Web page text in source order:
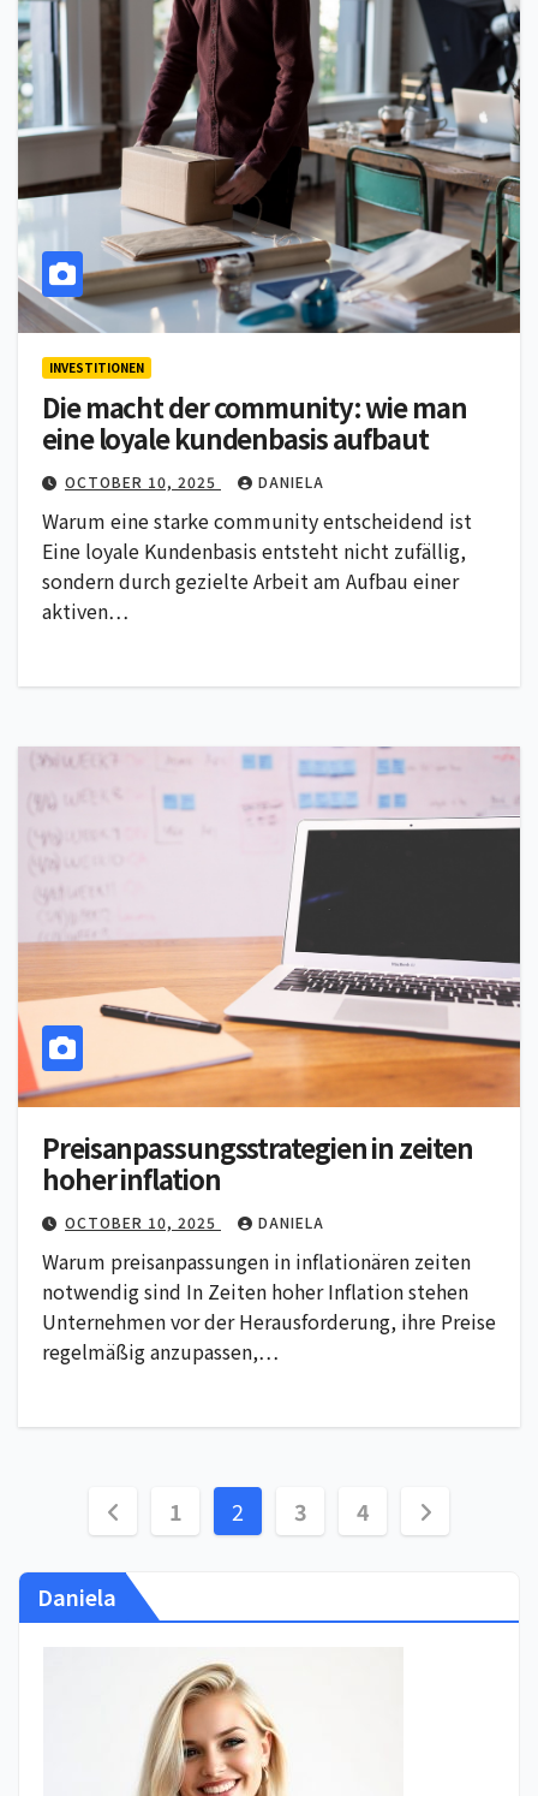
INVESTITIONEN
Die macht der community: wie man
eine loyale kundenbasis aufbaut
OCTOBER 10, 2025 DANIELA
Warum eine starke community entscheidend ist
Eine loyale Kundenbasis entsteht nicht zufällig,
sondern durch gezielte Arbeit am Aufbau einer
aktiven…
Preisanpassungsstrategien in zeiten
hoher inflation
OCTOBER 10, 2025 DANIELA
Warum preisanpassungen in inflationären zeiten
notwendig sind In Zeiten hoher Inflation stehen
Unternehmen vor der Herausforderung, ihre Preise
regelmäßig anzupassen,…
Posts
pagination
1 2 3 4
Daniela